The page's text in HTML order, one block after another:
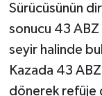
Sürücüsünün
sonucu 43 ABZ
seyir halinde
Kazada 43
dönerek refüje
TREND